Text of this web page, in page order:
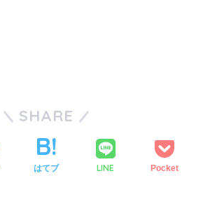
SHARE
はてブ LINE Pocket